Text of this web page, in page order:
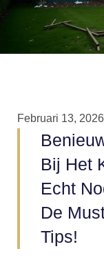
Februari 13, 2026
Bij Het
Echt
De
Tips!